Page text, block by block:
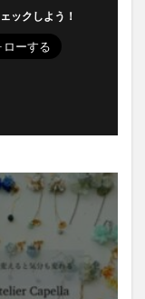
ックしよう！